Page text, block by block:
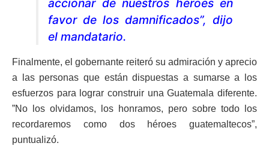
accionar de nuestros héroes en
favor de los damnificados”, dijo
el mandatario.
Finalmente, el gobernante reiteró su admiración y aprecio
a las personas que están dispuestas a sumarse a los
esfuerzos para lograr construir una Guatemala diferente.
”No los olvidamos, los honramos, pero sobre todo los
recordaremos como dos héroes guatemaltecos”,
puntualizó.